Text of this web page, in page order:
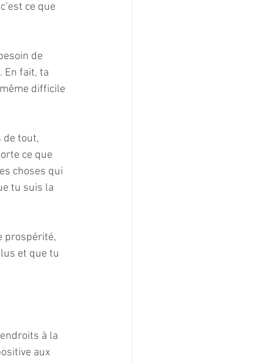
ce que
de
En fait, ta
difficile
de tout,
ce que
choses qui
tu suis la
prospérité,
et que tu
aux